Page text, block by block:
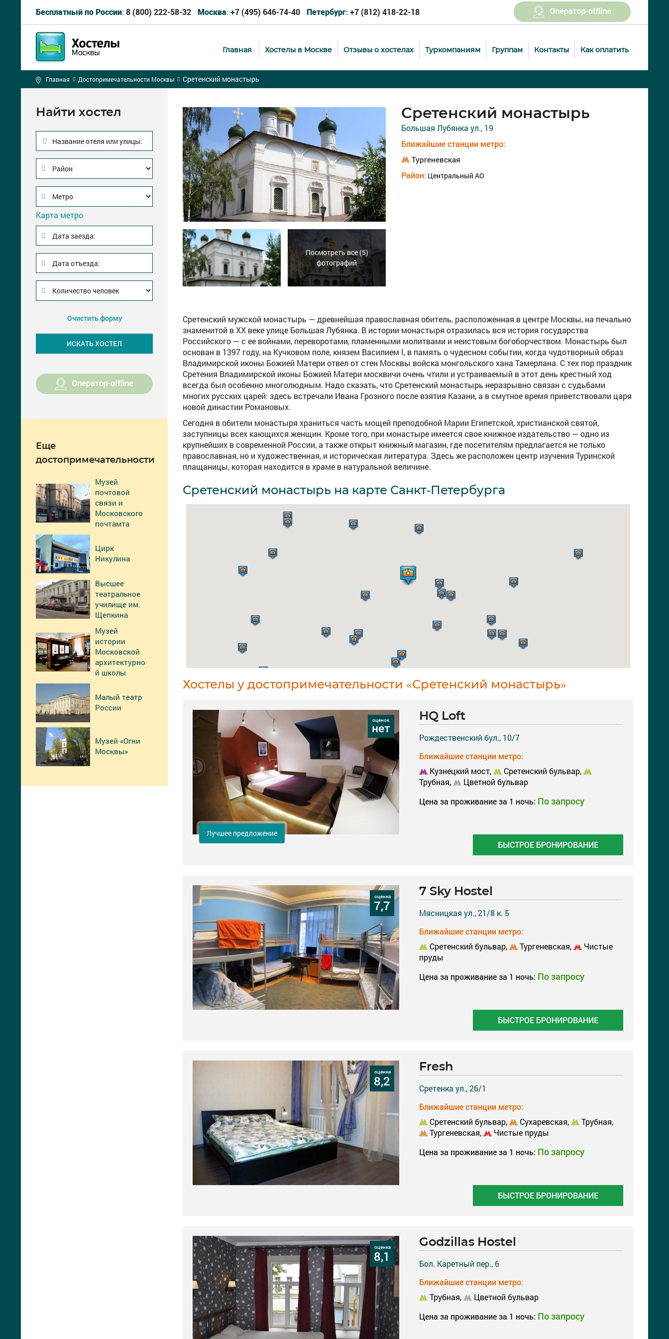
Бесплатный по России: 8 (800) 222-58-32 Москва: +7 (495) 646-74-40 Петербург: +7 (812) 418-22-18
Главная Хостелы в Москве Отзывы о хостелах Туркомпаниям Группам Контакты Как оплатить
Главная Достопримечательности Москвы Сретенский монастырь
Найти хостел
Название отеля или улицы:
Карта метро
Дата заезда:
Дата отъезда:
Очистить форму
Еще
достопримечательности
Музей
почтовой
связи и
Московского
почтамта
Цирк
Никулина
Высшее
театральное
училище им.
Щепкина
Музей
истории
Московской
архитектурно
й школы
Малый театр
России
Музей «Огни
Москвы»
Посмотреть все (5)
фотографий
Сретенский монастырь
Большая Лубянка ул., 19
Ближайшие станции метро:
Тургеневская
Район: Центральный АО
Сретенский мужской монастырь — древнейшая православная обитель, расположенная в центре Москвы, на печально
знаменитой в ХХ веке улице Большая Лубянка. В истории монастыря отразилась вся история государства
Российского — с ее войнами, переворотами, пламенными молитвами и неистовым богоборчеством. Монастырь был
основан в 1397 году, на Кучковом поле, князем Василием I, в память о чудесном событии, когда чудотворный образ
Владимирской иконы Божией Матери отвел от стен Москвы войска монгольского хана Тамерлана. С тех пор праздник
Сретения Владимирской иконы Божией Матери москвичи очень чтили и устраиваемый в этот день крестный ход
всегда был особенно многолюдным. Надо сказать, что Сретенский монастырь неразрывно связан с судьбами
многих русских царей: здесь встречали Ивана Грозного после взятия Казани, а в смутное время приветствовали царя
новой династии Романовых.
Сегодня в обители монастыря храниться часть мощей преподобной Марии Египетской, христианской святой,
заступницы всех кающихся женщин. Кроме того, при монастыре имеется свое книжное издательство — одно из
крупнейших в современной России, а также открыт книжный магазин, где посетителям предлагается не только
православная, но и художественная, и историческая литература. Здесь же расположен центр изучения Туринской
плащаницы, которая находится в храме в натуральной величине.
Сретенский монастырь на карте Санкт-Петербурга
Хостелы у достопримечательности «Сретенский монастырь»
оценок
нет
Лучшее предложение
HQ Loft
Рождественский бул., 10/7
Ближайшие станции метро:
Кузнецкий мост,
Сретенский бульвар,
Трубная,
Цветной бульвар
Цена за проживание за 1 ночь: По запросу
БЫСТРОЕ БРОНИРОВАНИЕ
оценка
7,7
7 Sky Hostel
Мясницкая ул., 21/8 к. 5
Ближайшие станции метро:
Сретенский бульвар,
Тургеневская,
Чистые
пруды
Цена за проживание за 1 ночь: По запросу
БЫСТРОЕ БРОНИРОВАНИЕ
оценка
8,2
Fresh
Сретенка ул., 26/1
Ближайшие станции метро:
Сретенский бульвар,
Сухаревская,
Трубная,
Тургеневская,
Чистые пруды
Цена за проживание за 1 ночь: По запросу
БЫСТРОЕ БРОНИРОВАНИЕ
оценка
8,1
Godzillas Hostel
Бол. Каретный пер., 6
Ближайшие станции метро:
Трубная,
Цветной бульвар
Цена за проживание за 1 ночь: По запросу